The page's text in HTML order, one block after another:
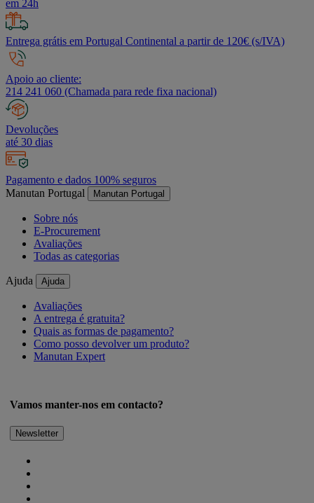
em 24h
Entrega grátis em Portugal Continental a partir de 120€ (s/IVA)
Apoio ao cliente:
214 241 060 (Chamada para rede fixa nacional)
Devoluções
até 30 dias
Pagamento e dados 100% seguros
Manutan Portugal
Manutan Portugal
Sobre nós
E-Procurement
Avaliações
Todas as categorias
Ajuda Ajuda
Avaliações
A entrega é gratuita?
Quais as formas de pagamento?
Como posso devolver um produto?
Manutan Expert
Vamos manter-nos em contacto?
Newsletter